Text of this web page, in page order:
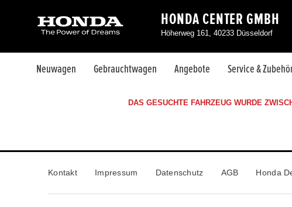
HONDA CENTER GMBH
Höherweg 161, 40233 Düsseldorf
Neuwagen Gebrauchtwagen Angebote Service &
DAS GESUCHTE FAHRZEUG WURDE
Kontakt Impressum Datenschutz AGB Honda